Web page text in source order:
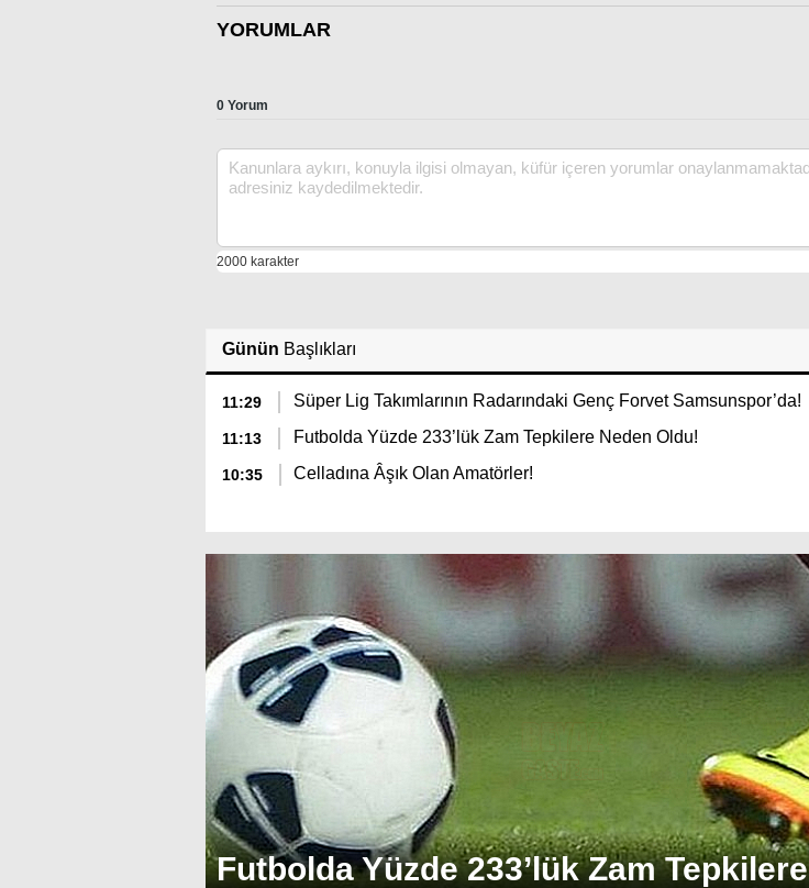
YORUMLAR
0 Yorum
Günün Başlıkları
11:29 Süper Lig Takımlarının Radarındaki Genç Forvet Samsunspor’da!
11:13 Futbolda Yüzde 233’lük Zam Tepkilere Neden Oldu!
10:35 Celladına Âşık Olan Amatörler!
Futbolda Yüzde 233’lük Zam Tepkilere